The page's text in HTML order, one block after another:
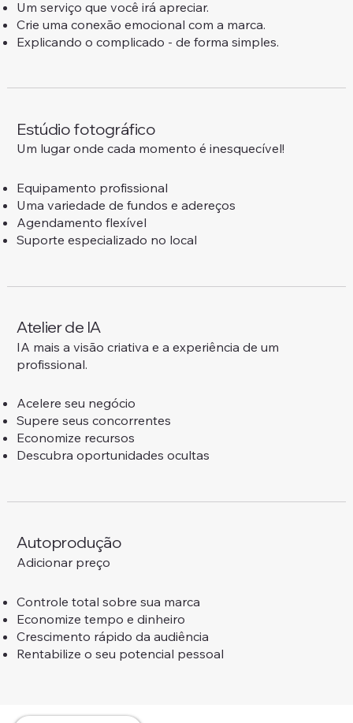
Um serviço que você irá apreciar.
Crie uma conexão emocional com a marca.
Explicando o complicado - de forma simples.
Estúdio fotográfico
Um lugar onde cada momento é inesquecível!
Equipamento profissional
Uma variedade de fundos e adereços
Agendamento flexível
Suporte especializado no local
Atelier de IA
IA mais a visão criativa e a experiência de um
profissional.
Acelere seu negócio
Supere seus concorrentes
Economize recursos
Descubra oportunidades ocultas
Autoprodução
Adicionar preço
Controle total sobre sua marca
Economize tempo e dinheiro
Crescimento rápido da audiência
Rentabilize o seu potencial pessoal